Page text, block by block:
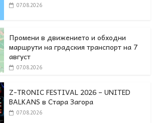
07.08.2026
Промени в движението и обходни
маршрути на градския транспорт на 7
август
07.08.2026
Z-TRONIC FESTIVAL 2026 – UNITED
BALKANS в Стара Загора
07.08.2026